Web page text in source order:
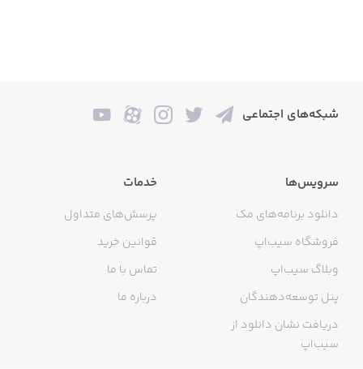
شبکه‌های اجتماعی
سرویس‌ها
دانلود برنامه‌های مک
فروشگاه سیب‌اپ
وبلاگ سیب‌اپ
پنل توسعه‌دهندگان
دریافت نشان دانلود از
سیب‌اپ
خدمات
پرسش‌های متداول
قوانین خرید
تماس با ما
درباره ما